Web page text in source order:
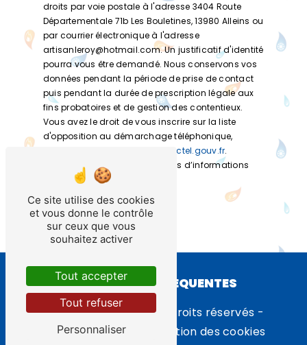
droits par voie postale à l'adresse 3404 Route
Départementale 71b Les Bouletines, 13980 Alleins ou
par courrier électronique à l'adresse
artisanleroy@hotmail.com. Un justificatif d'identité
pourra vous être demandé. Nous conservons vos
données pendant la période de prise de contact
puis pendant la durée de prescription légale aux
fins probatoires et de gestion des contentieux.
Vous avez le droit de vous inscrire sur la liste
d'opposition au démarchage téléphonique,
Bloctel.gouv.fr.
Consultez le site cnil.fr pour plus d’informations
sur vos droits.
RECHERCHES FRÉQUENTES
©Vistalid- 2026 - Tous droits réservés -
Mentions légales
Gestion des cookies
Ce site utilise des cookies
et vous donne le contrôle
sur ceux que vous
souhaitez activer
Tout accepter
Tout refuser
Personnaliser